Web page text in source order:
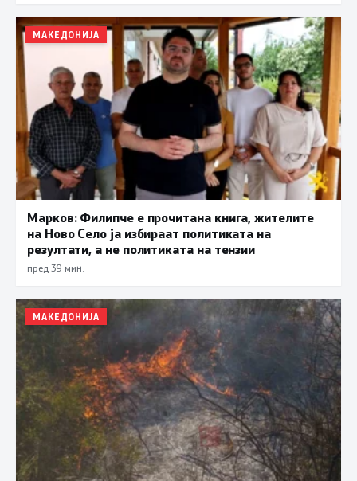
МАКЕДОНИЈА
Марков: Филипче е прочитана книга, жителите
на Ново Село ја избираат политиката на
резултати, а не политиката на тензии
пред 39 мин.
МАКЕДОНИЈА